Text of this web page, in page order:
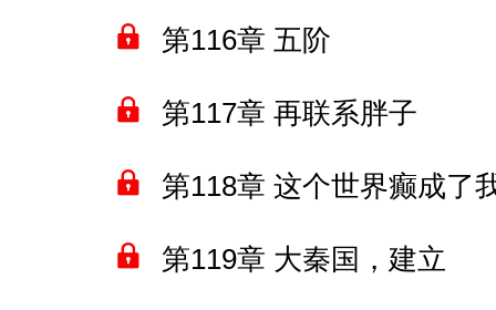
第116章 五阶
第117章 再联系胖子
第118章 这个世界癫成了
第119章 大秦国，建立